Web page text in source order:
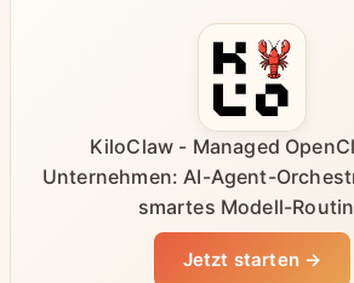
KiloClaw - Managed
Unternehmen: AI-Agent-
smartes Modell-
Jetzt starten →